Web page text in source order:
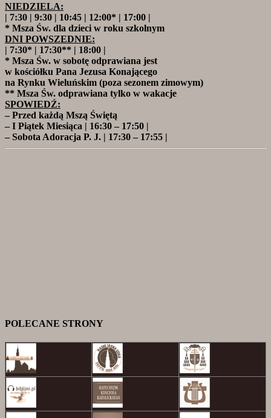
NIEDZIELA:
| 7:30 | 9:30 | 10:45 | 12:00* | 17:00 |
* Msza Św. dla dzieci w roku szkolnym
DNI POWSZEDNIE:
| 7:30* | 17:30** | 18:00 |
* Msza Św. w sobotę odprawiana jest
w kościółku Pana Jezusa Konającego
na Rynku Wieluńskim (poza sezonem zimowym)
** Msza Św. odprawiana tylko w wakacje
SPOWIEDŹ:
– Przed każdą Mszą Świętą
– I Piątek Miesiąca | 16:30 – 17:50 |
– Sobota Adoracja P. J. | 17:30 – 17:55 |
POLECANE STRONY